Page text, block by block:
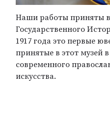
Наши работы приняты
Государственного
1917 года это первые
принятые в этот музей
современного
искусства.